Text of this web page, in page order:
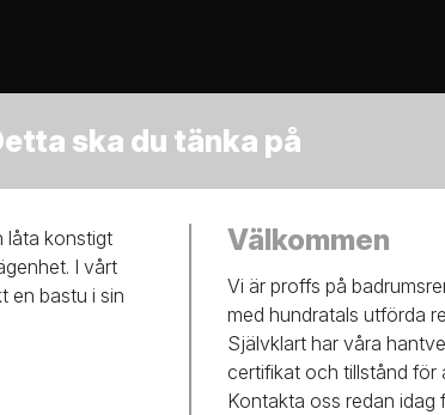
ska du tänka på
låta konstigt
I vårt
en bastu i sin
Välkommen
Vi är proffs på
med hundratals utförda
Självklart har våra
certifikat och tillstånd för
Kontakta oss redan idag